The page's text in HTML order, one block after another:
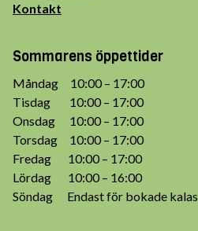
Kontakt
Sommarens öppettider
Måndag 10:00 – 17:00
Tisdag 10:00 – 17:00
Onsdag 10:00 – 17:00
Torsdag 10:00 – 17:00
Fredag 10:00 – 17:00
Lördag 10:00 – 16:00
Söndag Endast för bokade kalas